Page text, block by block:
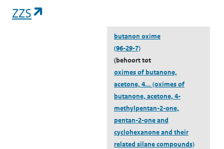
ZZS
butanon oxime
(96-29-7)
(behoort tot
oximes of butanone,
acetone, 4... (oximes of
butanone, acetone, 4-
methylpentan-2-one,
pentan-2-one and
cyclohexanone and their
related silane compounds)